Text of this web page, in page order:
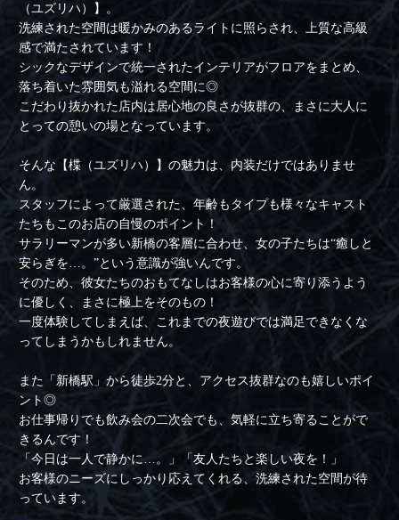
（ユズリハ）】。
洗練された空間は暖かみのあるライトに照らされ、上質な高級
感で満たされています！
シックなデザインで統一されたインテリアがフロアをまとめ、
落ち着いた雰囲気も溢れる空間に◎
こだわり抜かれた店内は居心地の良さが抜群の、まさに大人に
とっての憩いの場となっています。
そんな【楪（ユズリハ）】の魅力は、内装だけではありませ
ん。
スタッフによって厳選された、年齢もタイプも様々なキャスト
たちもこのお店の自慢のポイント！
サラリーマンが多い新橋の客層に合わせ、女の子たちは“癒しと
安らぎを…。”という意識が強いんです。
そのため、彼女たちのおもてなしはお客様の心に寄り添うよう
に優しく、まさに極上をそのもの！
一度体験してしまえば、これまでの夜遊びでは満足できなくな
ってしまうかもしれません。
また「新橋駅」から徒歩2分と、アクセス抜群なのも嬉しいポイ
ント◎
お仕事帰りでも飲み会の二次会でも、気軽に立ち寄ることがで
きるんです！
「今日は一人で静かに…。」「友人たちと楽しい夜を！」
お客様のニーズにしっかり応えてくれる、洗練された空間が待
っています。